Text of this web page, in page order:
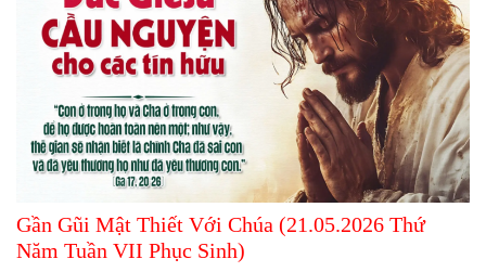
Gần Gũi Mật Thiết Với Chúa (21.05.2026 Thứ
Năm Tuần VII Phục Sinh)